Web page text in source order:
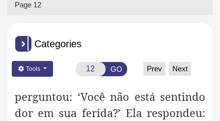
Page 12
Categories
Tools GO Prev Next
perguntou: ‘Você não está sentindo
dor em sua ferida?’ Ela respondeu: